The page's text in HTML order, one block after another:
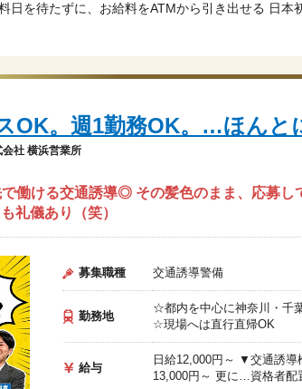
日を待たずに、お給料をATMから引き出せる 日本
OK。週1勤務OK。…ほんと
社 横浜営業所
働ける交通誘導◎ その髪色のまま、応募し
礼儀あり（笑）
募集職種 交通誘導警備
勤務地
☆都内を中心に神奈川・千
☆現場へは直行直帰OK
給与
日給12,000円～ ▼交通誘導
13,000円～ 更に…資格者配